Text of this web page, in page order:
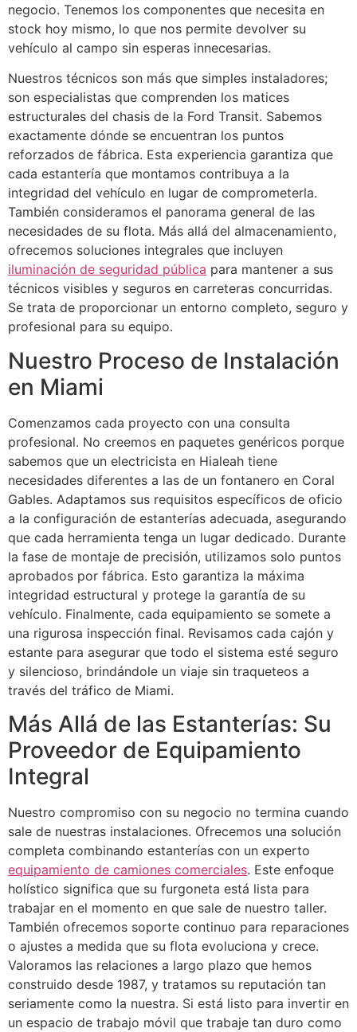
negocio. Tenemos los componentes que necesita en
stock hoy mismo, lo que nos permite devolver su
vehículo al campo sin esperas innecesarias.
Nuestros técnicos son más que simples instaladores;
son especialistas que comprenden los matices
estructurales del chasis de la Ford Transit. Sabemos
exactamente dónde se encuentran los puntos
reforzados de fábrica. Esta experiencia garantiza que
cada estantería que montamos contribuya a la
integridad del vehículo en lugar de comprometerla.
También consideramos el panorama general de las
necesidades de su flota. Más allá del almacenamiento,
ofrecemos soluciones integrales que incluyen
iluminación de seguridad pública para mantener a sus
técnicos visibles y seguros en carreteras concurridas.
Se trata de proporcionar un entorno completo, seguro y
profesional para su equipo.
Nuestro Proceso de Instalación
en Miami
Comenzamos cada proyecto con una consulta
profesional. No creemos en paquetes genéricos porque
sabemos que un electricista en Hialeah tiene
necesidades diferentes a las de un fontanero en Coral
Gables. Adaptamos sus requisitos específicos de oficio
a la configuración de estanterías adecuada, asegurando
que cada herramienta tenga un lugar dedicado. Durante
la fase de montaje de precisión, utilizamos solo puntos
aprobados por fábrica. Esto garantiza la máxima
integridad estructural y protege la garantía de su
vehículo. Finalmente, cada equipamiento se somete a
una rigurosa inspección final. Revisamos cada cajón y
estante para asegurar que todo el sistema esté seguro
y silencioso, brindándole un viaje sin traqueteos a
través del tráfico de Miami.
Más Allá de las Estanterías: Su
Proveedor de Equipamiento
Integral
Nuestro compromiso con su negocio no termina cuando
sale de nuestras instalaciones. Ofrecemos una solución
completa combinando estanterías con un experto
equipamiento de camiones comerciales. Este enfoque
holístico significa que su furgoneta está lista para
trabajar en el momento en que sale de nuestro taller.
También ofrecemos soporte continuo para reparaciones
o ajustes a medida que su flota evoluciona y crece.
Valoramos las relaciones a largo plazo que hemos
construido desde 1987, y tratamos su reputación tan
seriamente como la nuestra. Si está listo para invertir en
un espacio de trabajo móvil que trabaje tan duro como